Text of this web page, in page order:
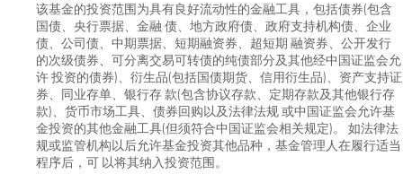
该基金的投资范围为具有良好流动性的金融工具，包括债券(包含
国债、央行票据、金融 债、地方政府债、政府支持机构债、企业
债、公司债、中期票据、短期融资券、超短期 融资券、公开发行
的次级债券、可分离交易可转债的纯债部分及其他经中国证监会允
许 投资的债券)、衍生品(包括国债期货、信用衍生品)、资产支持证
券、同业存单、银行存 款(包含协议存款、定期存款及其他银行存
款)、货币市场工具、债券回购以及法律法规 或中国证监会允许基
金投资的其他金融工具(但须符合中国证监会相关规定)。 如法律法
规或监管机构以后允许基金投资其他品种，基金管理人在履行适当
程序后，可 以将其纳入投资范围。